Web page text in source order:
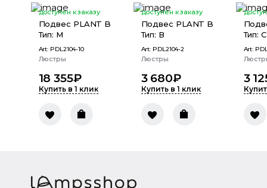
доступен к заказу
Подвес PLANT B
Тип: M
Art: PDL2104-10
Люстры
18 355₽
Купить в 1 клик
доступен к заказу
Подвес PLANT B
Тип: В
Art: PDL2104-2
Люстры
3 680₽
Купить в 1 клик
Тип: С
Art:
3